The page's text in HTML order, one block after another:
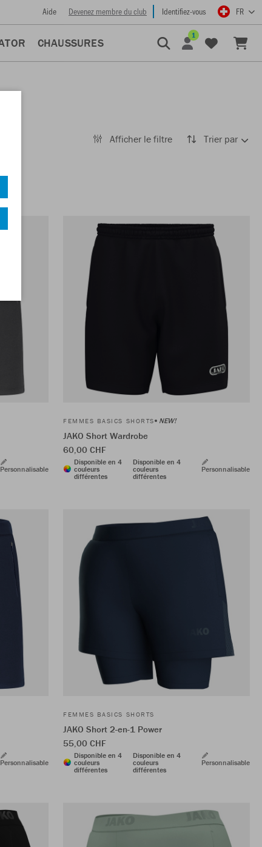
Aide Devenez membre du club Identifiez-vous FR
CHAUSSURES
1
Afficher le filtre Trier par
Personnalisable
FEMMES BASICS SHORTS NEW!
JAKO Short Wardrobe
60,00 CHF
Disponible en 4
couleurs
différentes
Disponible en 4
couleurs
différentes
Personnalisable
Personnalisable
FEMMES BASICS SHORTS
JAKO Short 2-en-1 Power
55,00 CHF
Disponible en 4
couleurs
différentes
Disponible en 4
couleurs
différentes
Personnalisable